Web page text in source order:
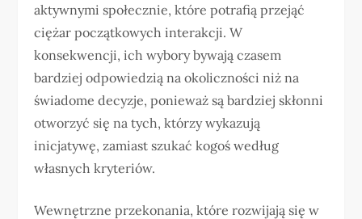
aktywnymi społecznie, które potrafią przejąć
ciężar początkowych interakcji. W
konsekwencji, ich wybory bywają czasem
bardziej odpowiedzią na okoliczności niż na
świadome decyzje, ponieważ są bardziej skłonni
otworzyć się na tych, którzy wykazują
inicjatywę, zamiast szukać kogoś według
własnych kryteriów.
Wewnętrzne przekonania, które rozwijają się w